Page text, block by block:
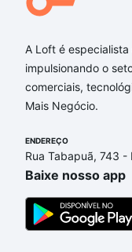
A Loft é especialista
impulsionando o
comerciais,
Mais Negócio.
ENDEREÇO
Rua Tabapuã, 743
Baixe nosso app